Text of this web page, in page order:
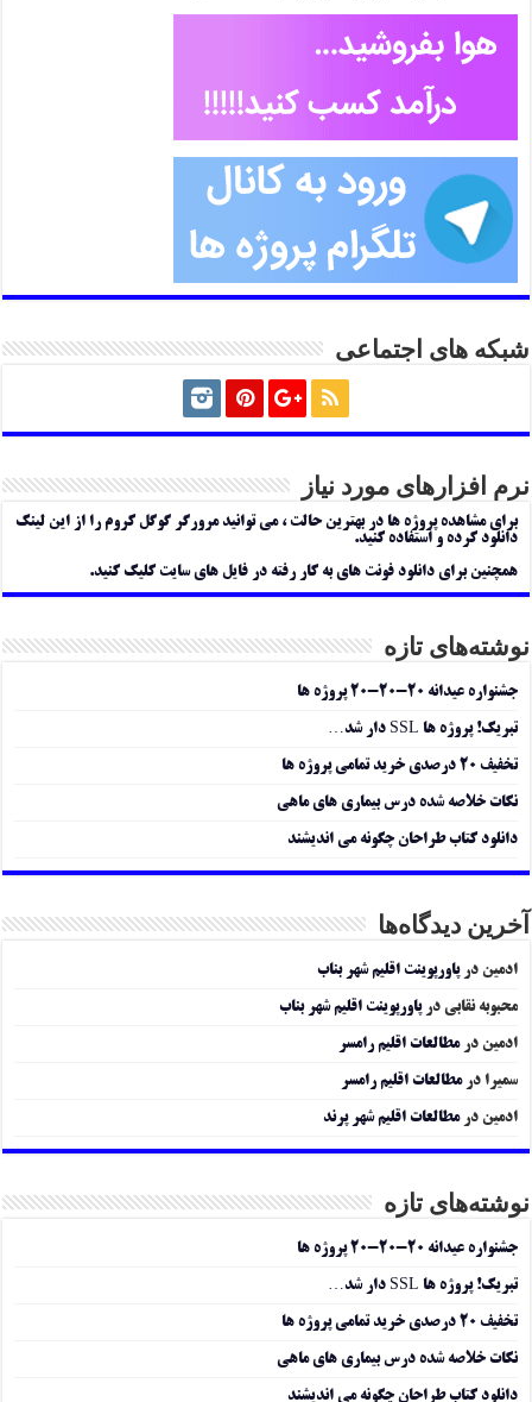
شبکه های اجتماعی
نرم افزارهای مورد نیاز
برای مشاهده پروژه ها در بهترین حالت ، می توانید مرورگر گوگل کروم را از این لینک
دانلود کرده و استفاده کنید.
همچنین برای دانلود فونت های به کار رفته در فایل های سایت کلیک کنید.
نوشته‌های تازه
جشنواره عیدانه ۲۰-۲۰-۲۰ پروژه ها
تبریک! پروژه ها SSL دار شد…
تخفیف ۲۰ درصدی خرید تمامی پروژه ها
نکات خلاصه شده درس بیماری های ماهی
دانلود کتاب طراحان چگونه می اندیشند
آخرین دیدگاه‌ها
ادمین درپاورپوینت اقلیم شهر بناب
محبوبه نقابی درپاورپوینت اقلیم شهر بناب
ادمین درمطالعات اقلیم رامسر
سمیرا درمطالعات اقلیم رامسر
ادمین درمطالعات اقلیم شهر پرند
نوشته‌های تازه
جشنواره عیدانه ۲۰-۲۰-۲۰ پروژه ها
تبریک! پروژه ها SSL دار شد…
تخفیف ۲۰ درصدی خرید تمامی پروژه ها
نکات خلاصه شده درس بیماری های ماهی
دانلود کتاب طراحان چگونه می اندیشند